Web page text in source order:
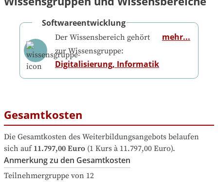
Softwareentwicklung
Der Wissensbereich gehört
zur Wissensgruppe:
Digitalisierung, Informatik
mehr...
Gesamtkosten
Die Gesamtkosten des Weiterbildungsangebots belaufen
sich auf 11.797,00 Euro (1 Kurs à 11.797,00 Euro).
Anmerkung zu den Gesamtkosten
Teilnehmergruppe von 12